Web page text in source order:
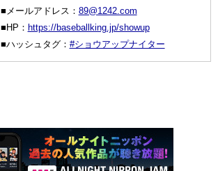
■メールアドレス： 89@1242.com
■HP： https://baseballking.jp/showup
■ハッシュタグ： #ショウアップナイター